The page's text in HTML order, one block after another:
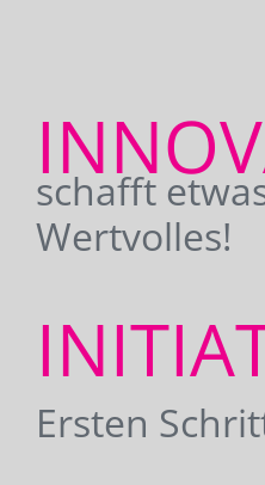
schafft
Wertvolles!
Ersten